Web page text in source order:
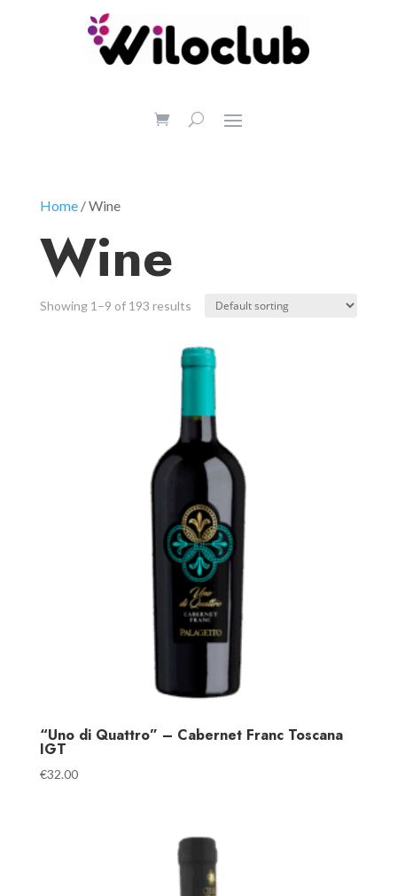
Home/ Wine
Wine
Showing 1–9 of 193 results
“Uno di Quattro” – Cabernet Franc Toscana
IGT
€32.00